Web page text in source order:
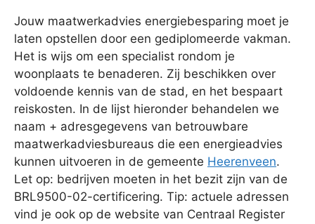
Jouw maatwerkadvies energiebesparing moet je
laten opstellen door een gediplomeerde vakman.
Het is wijs om een specialist rondom je
woonplaats te benaderen. Zij beschikken over
voldoende kennis van de stad, en het bespaart
reiskosten. In de lijst hieronder behandelen we
naam + adresgegevens van betrouwbare
maatwerkadviesbureaus die een energieadvies
kunnen uitvoeren in de gemeente Heerenveen.
Let op: bedrijven moeten in het bezit zijn van de
BRL9500-02-certificering. Tip: actuele adressen
vind je ook op de website van Centraal Register